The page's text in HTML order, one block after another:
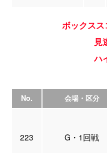
ボックスス
見
ハ
No. 会場・区分
223 G・1回戦